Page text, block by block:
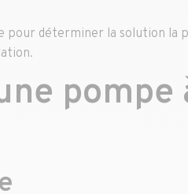
pour déterminer la solution la
pompe